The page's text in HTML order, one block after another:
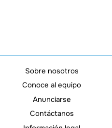
Sobre nosotros
Conoce al equipo
Anunciarse
Contáctanos